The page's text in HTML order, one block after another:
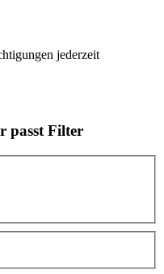
jederzeit
passt Filter